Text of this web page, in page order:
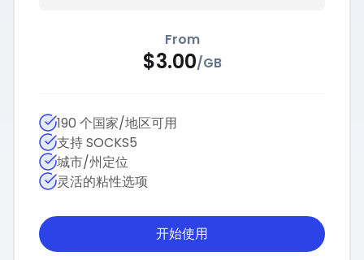
From
$3.00/GB
190 个国家/地区可用
支持 SOCKS5
城市/州定位
灵活的粘性选项
开始使用